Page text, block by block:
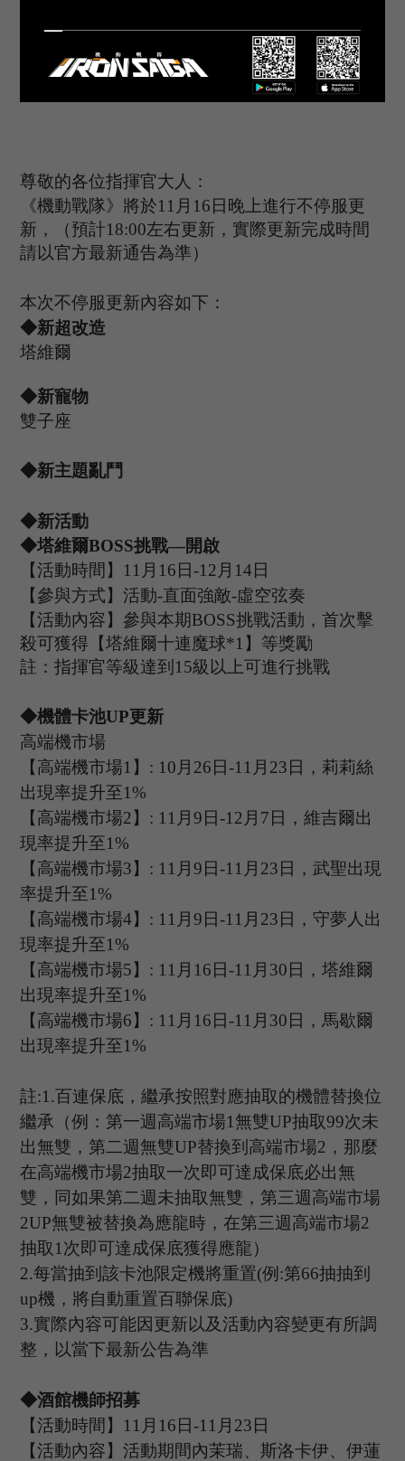
尊敬的各位指揮官大人：
《機動戰隊》將於11 月 16日晚上進行不停服更
新，（預計1 8:00左右更新，實際更新完成時間
請以官方最新通告為準）
本次不停服更新內容如下：
◆新超改造
塔維爾
◆新寵物
雙子座
◆新主題亂鬥
◆新活動
◆塔維爾BOSS挑戰—開啟
【活動時間】 11 月 16日-12 月 14日
【參與方式】 活動-直面強敵-虛空弦奏
【活動內容】參與本期BOSS挑戰活動，首次擊
殺可獲得【塔維爾十連魔球*1 】等獎勵
註：指揮官等級達到 15級以上可進行挑戰
◆機體卡池UP更新
高端機市場
【高端機市場1 】 : 10 月 26日-11 月 23日， 莉莉絲
出現率提升至1%
【高端機市場2 】 : 11 月9日-12 月 7日，維吉爾出
現率提升至1%
【高端機市場3】 : 11 月9日-11 月 23日，武聖出現
率提升至1%
【高端機市場4】 : 11 月9日-11 月 23日，守夢人 出
現率提升至1%
【高端機市場5】 : 11 月 16日-11 月 30日，塔維爾
出現率提升至1%
【高端機市場6】 : 11 月 16日-11 月 30日，馬歇爾
出現率提升至1%
註:1.百連保底，繼承按照對應抽取的機體替換位
繼承（例：第一週高端市場1 無雙UP抽取99次未
出無雙，第二週無雙UP替換到高端市場2 ，那麼
在高端機市場2抽取一次即可達成保底必出無
雙，同如果第二週未抽取無雙，第三週高端市場
2UP無雙被替換為應龍時，在第三週高端市場2
抽取 1 次即可達成保底獲得應龍）
2.每當抽到該卡池限定機將重置(例 :第66抽抽到
up機，將自動重置百聯保底)
3.實際內容可能因更新以及活動內容變更有所調
整，以當下最新公告為準
◆酒館機師招募
【活動時間】 11 月 16日-11 月 23日
【活動內容】活動期間內茉瑞、斯洛卡伊、伊蓮